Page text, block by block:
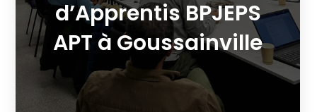
d’Apprentis BPJEPS
APT à Goussainville